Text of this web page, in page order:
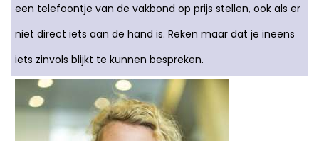
een telefoontje van de vakbond op prijs stellen, ook als er
niet direct iets aan de hand is. Reken maar dat je ineens
iets zinvols blijkt te kunnen bespreken.